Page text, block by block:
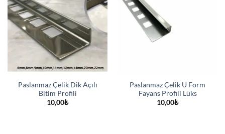
Paslanmaz Çelik Dik Açılı
Bitim Profili
10,00₺
Paslanmaz Çelik U Form
Fayans Profili Lüks
10,00₺